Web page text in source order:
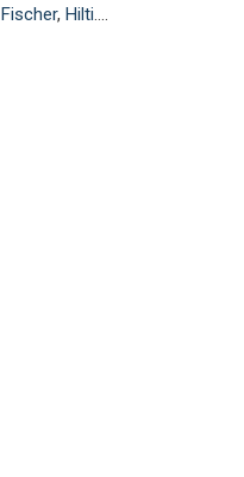
Fischer, Hilti